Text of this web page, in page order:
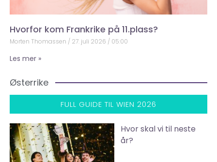
Hvorfor kom Frankrike på 11.plass?
Morten Thomassen 27. juli 2026 05:00
Les mer »
Østerrike
FULL GUIDE TIL WIEN 2026
Hvor skal vi til neste
år?